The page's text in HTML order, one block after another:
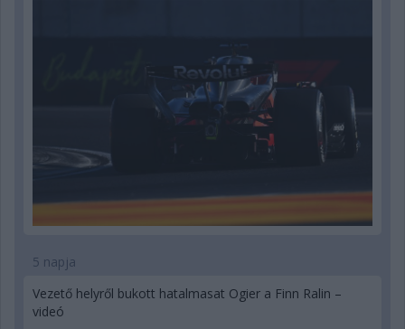
5 napja
Vezető helyről bukott hatalmasat Ogier a Finn Ralin –
videó